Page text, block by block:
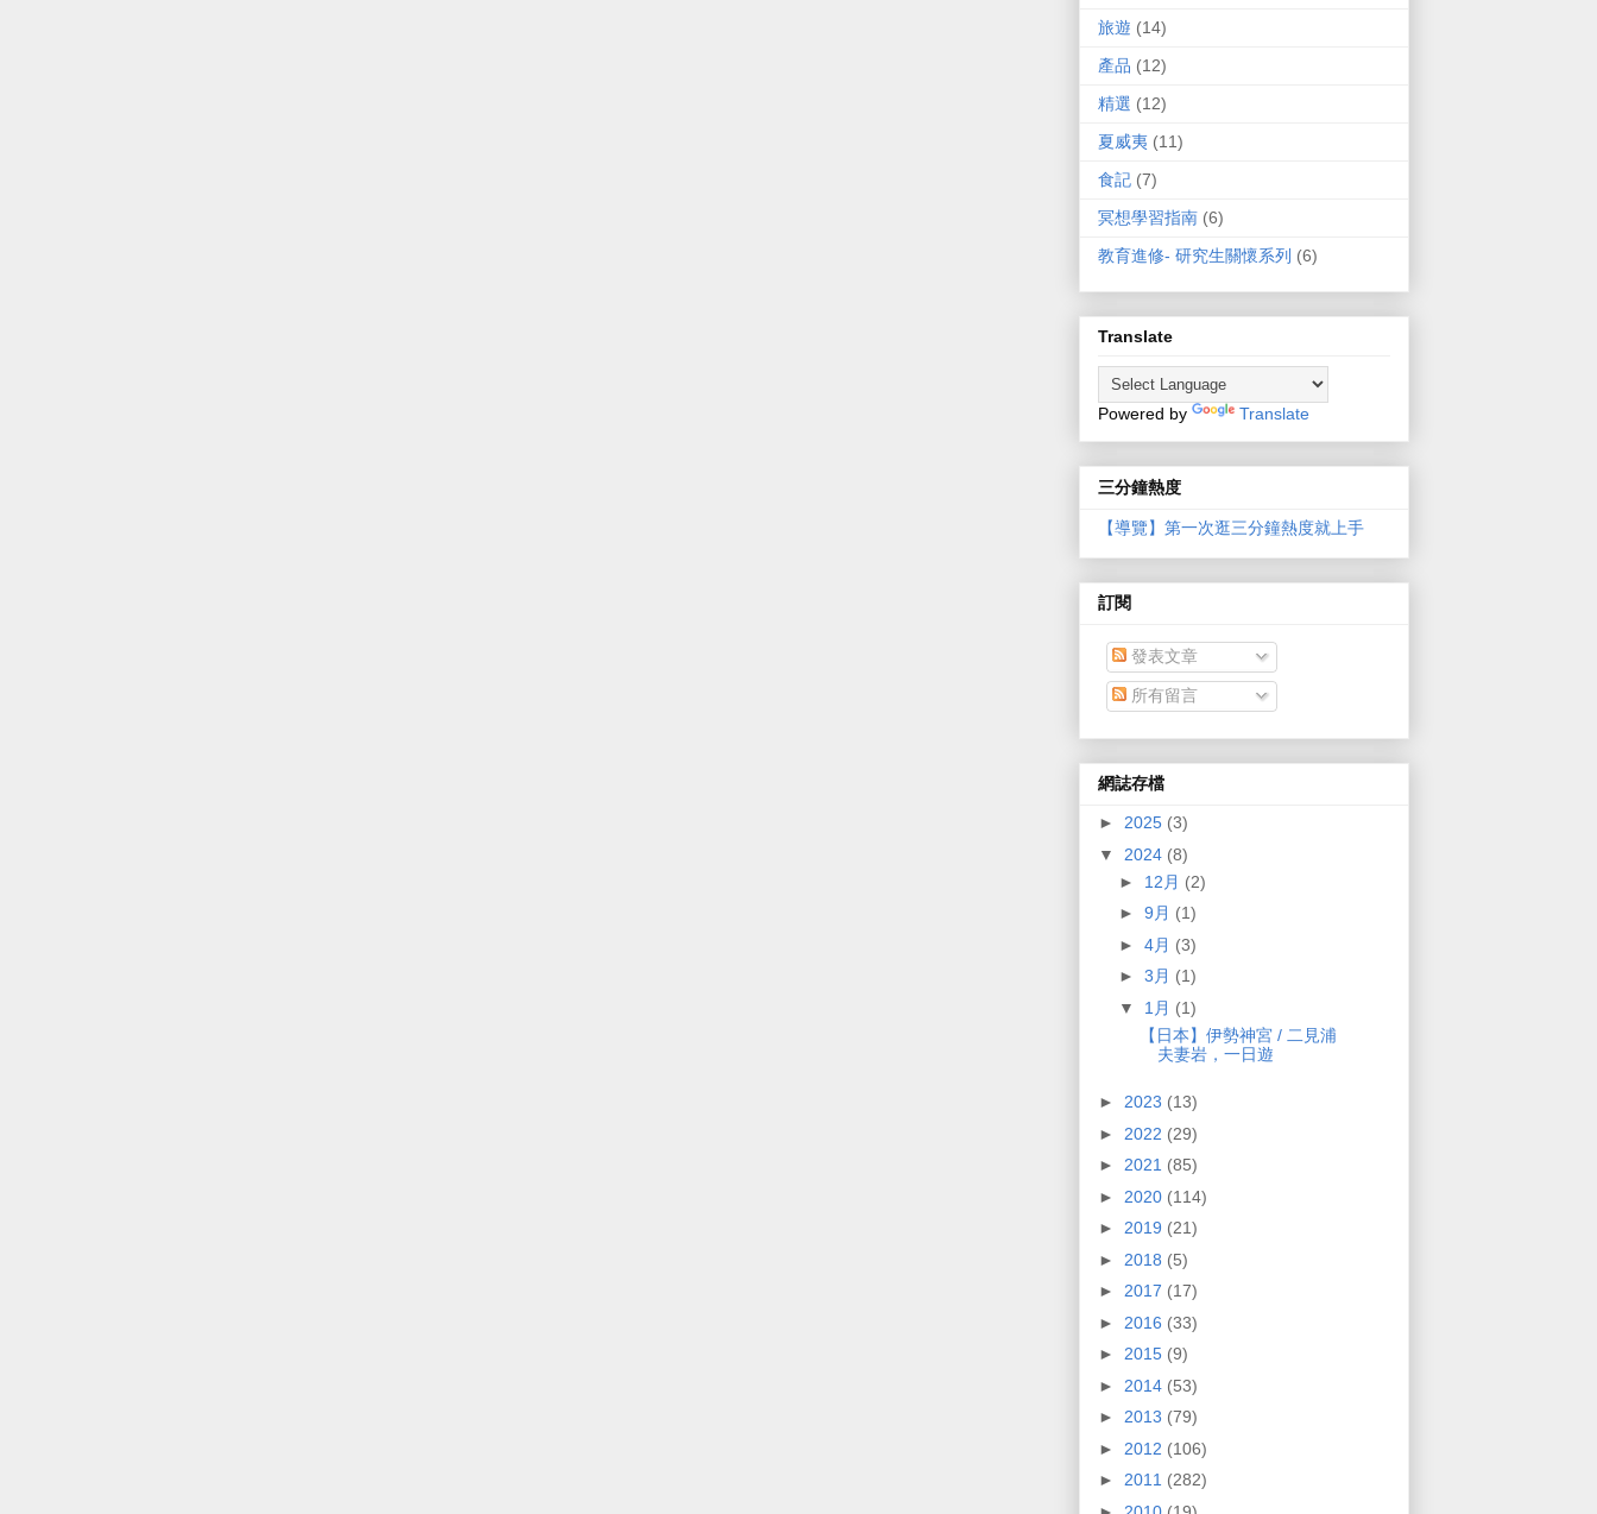
旅遊 (14)
產品 (12)
精選 (12)
夏威夷 (11)
食記 (7)
冥想學習指南 (6)
教育進修- 研究生關懷系列 (6)
Translate
Powered by Translate
三分鐘熱度
【導覽】第一次逛三分鐘熱度就上手
訂閱
發表文章
所有留言
網誌存檔
► 2025 (3)
▼ 2024 (8)
► 12月 (2)
► 9月 (1)
► 4月 (3)
► 3月 (1)
▼ 1月 (1)
【日本】伊勢神宮 / 二見浦
夫妻岩，一日遊
► 2023 (13)
► 2022 (29)
► 2021 (85)
► 2020 (114)
► 2019 (21)
► 2018 (5)
► 2017 (17)
► 2016 (33)
► 2015 (9)
► 2014 (53)
► 2013 (79)
► 2012 (106)
► 2011 (282)